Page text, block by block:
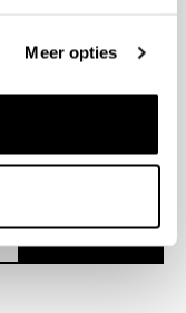
Meer opties